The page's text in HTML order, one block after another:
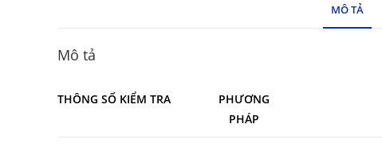
MÔ TẢ
Mô tả
THÔNG SỐ KIỂM TRA
PHƯƠNG
PHÁP